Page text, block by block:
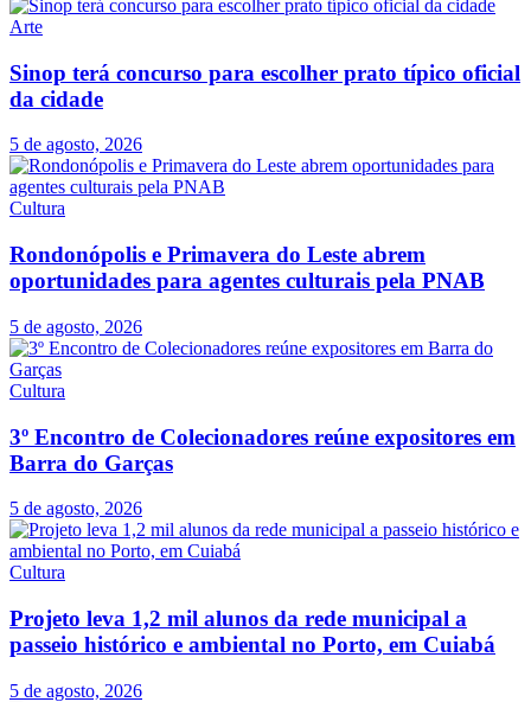
Arte
Sinop terá concurso para escolher prato típico oficial
da cidade
5 de agosto, 2026
Cultura
Rondonópolis e Primavera do Leste abrem
oportunidades para agentes culturais pela PNAB
5 de agosto, 2026
Cultura
3º Encontro de Colecionadores reúne expositores em
Barra do Garças
5 de agosto, 2026
Cultura
Projeto leva 1,2 mil alunos da rede municipal a
passeio histórico e ambiental no Porto, em Cuiabá
5 de agosto, 2026